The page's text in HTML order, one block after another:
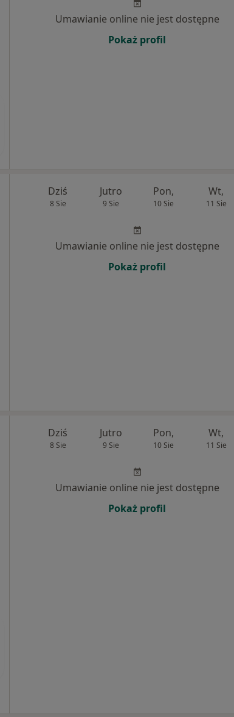
Umawianie online nie jest dostępne
Pokaż profil
Dziś
8 Sie
Jutro
9 Sie
Pon,
10 Sie
Wt,
11 Sie
Umawianie online nie jest dostępne
Pokaż profil
Dziś
8 Sie
Jutro
9 Sie
Pon,
10 Sie
Wt,
11 Sie
Umawianie online nie jest dostępne
Pokaż profil